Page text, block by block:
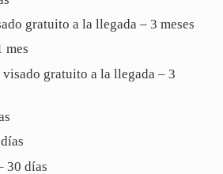
gratuito a la llegada – 3 meses
mes
gratuito a la llegada – 3
30 días